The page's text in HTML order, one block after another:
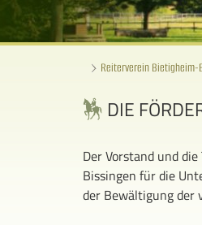
Reiterverein
DIE
Der Vorstand und
Bissingen für die
der Bewältigung der